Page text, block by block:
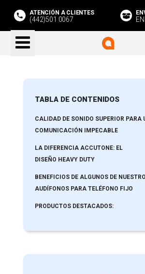
ATENCIÓN A CLIENTES
(442)501 0067
TABLA DE CONTENIDOS
CALIDAD DE SONIDO SUPERIOR PARA
COMUNICACIÓN IMPECABLE
LA DIFERENCIA ACCUTONE: EL
DISEÑO HEAVY DUTY
BENEFICIOS DE ALGUNOS DE
AUDÍFONOS PARA TELÉFONO FIJO
PRODUCTOS DESTACADOS: